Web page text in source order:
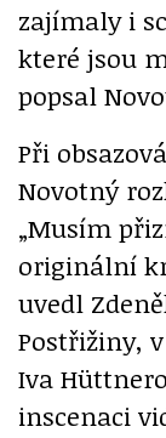
zajímaly i
které jsou
popsal
Při
Novotný
„Musím
originální
uvedl
Postřižiny,
Iva
inscenaci